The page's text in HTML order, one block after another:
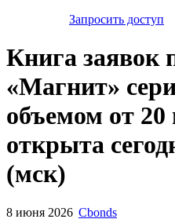
Запросить доступ
Книга заявок
«Магнит»
объемом от
открыта
(мск)
8 июня 2026 Cbonds